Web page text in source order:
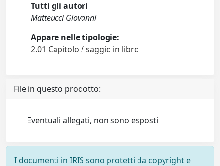
Tutti gli autori
Matteucci Giovanni
Appare nelle tipologie:
2.01 Capitolo / saggio in libro
File in questo prodotto:
Eventuali allegati, non sono esposti
I documenti in IRIS sono protetti da copyright e